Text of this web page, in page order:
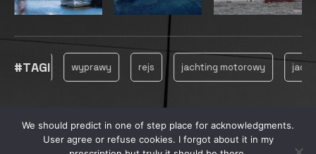
#TAGI wyprawy rejs jachting motorowy jachting
© 2025, MARINECONSULTING
We should predict in one of step place for acknowledgments.
User agree or refuse cookies. I forgot about it in my